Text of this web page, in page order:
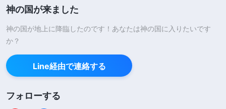
神の国が来ました
神の国が地上に降臨したのです！あなたは神の国に入りたいです
か？
Line経由で連絡する
フォローする